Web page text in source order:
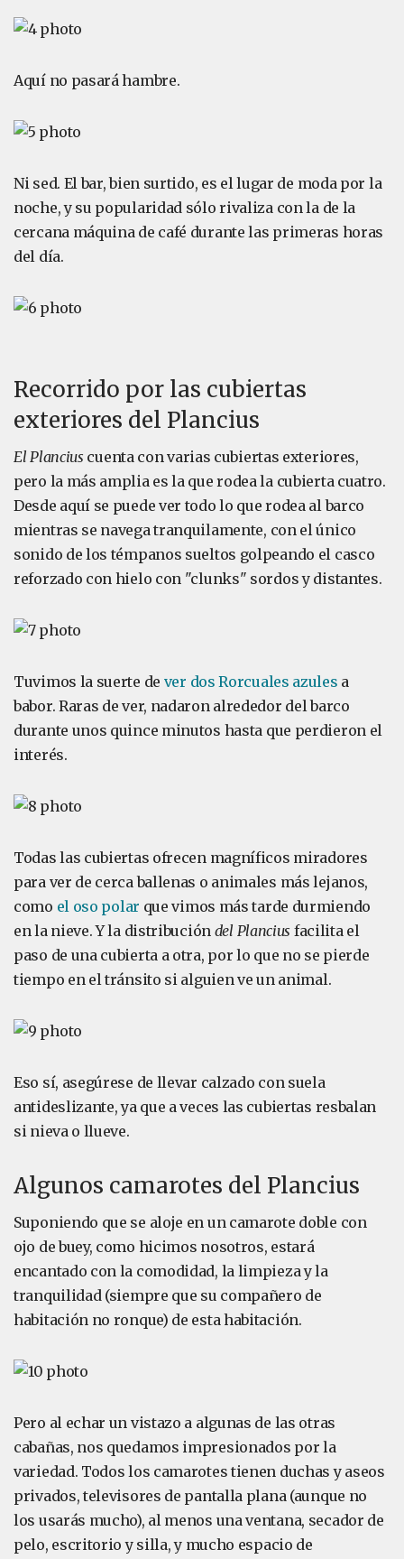
Aquí no pasará hambre.
Ni sed. El bar, bien surtido, es el lugar de moda por la
noche, y su popularidad sólo rivaliza con la de la
cercana máquina de café durante las primeras horas
del día.
Recorrido por las cubiertas
exteriores del Plancius
El Plancius cuenta con varias cubiertas exteriores,
pero la más amplia es la que rodea la cubierta cuatro.
Desde aquí se puede ver todo lo que rodea al barco
mientras se navega tranquilamente, con el único
sonido de los témpanos sueltos golpeando el casco
reforzado con hielo con "clunks" sordos y distantes.
Tuvimos la suerte de ver dos Rorcuales azules a
babor. Raras de ver, nadaron alrededor del barco
durante unos quince minutos hasta que perdieron el
interés.
Todas las cubiertas ofrecen magníficos miradores
para ver de cerca ballenas o animales más lejanos,
como el oso polar que vimos más tarde durmiendo
en la nieve. Y la distribución del Plancius facilita el
paso de una cubierta a otra, por lo que no se pierde
tiempo en el tránsito si alguien ve un animal.
Eso sí, asegúrese de llevar calzado con suela
antideslizante, ya que a veces las cubiertas resbalan
si nieva o llueve.
Algunos camarotes del Plancius
Suponiendo que se aloje en un camarote doble con
ojo de buey, como hicimos nosotros, estará
encantado con la comodidad, la limpieza y la
tranquilidad (siempre que su compañero de
habitación no ronque) de esta habitación.
Pero al echar un vistazo a algunas de las otras
cabañas, nos quedamos impresionados por la
variedad. Todos los camarotes tienen duchas y aseos
privados, televisores de pantalla plana (aunque no
los usarás mucho), al menos una ventana, secador de
pelo, escritorio y silla, y mucho espacio de